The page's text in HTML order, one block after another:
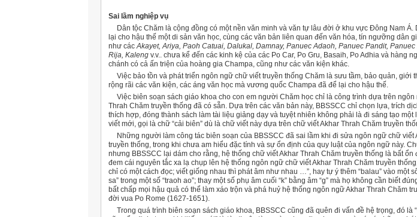
Sai lầm nghiệp vụ
Dân tộc Chăm là cộng đồng có một nền văn minh và văn tự lâu đời ở khu vực Ðông Nam Á.
lại cho hậu thế một di sản văn học, cùng các văn bản liên quan đến văn hóa, tín ngưỡng dân
như cácAkayet, Ariya, Paoh Catuai, Dalukal, Damnay, Panuec Adaoh, Panuec Pandit,
Rija, Kaleng v.v.. chưa kể đến các kinh kệ của các Po Car, Po Gru, Basaih, Po Adhia và hàng
chánh có cả ấn triện của hoàng gia Champa, cũng như các văn kiện khác.
Việc bảo tồn và phát triển ngôn ngữ chữ viết truyền thống Chăm là sưu tầm, bảo quản, giới
rộng rãi các văn kiện, các áng văn học mà vương quốc Champa đã để lại cho hậu thế.
Việc biên soạn sách giáo khoa cho con em người Chăm học chỉ là công trình dựa trên ngôn
Thrah Chăm truyền thống đã có sẵn. Dựa trên các văn bản này, BBSSCC chỉ chọn lựa, trích
thích hợp, đóng thành sách làm tài liệu giảng dạy và tuyệt nhiên không phải là đi sáng tạo
viết mới, gọi là chữ “cải biên” dù là chữ viết này dựa trên chữ viết Akhar Thrah Chăm truyền
Những người làm công tác biên soạn của BBSSCC đã sai lầm khi đi sửa ngôn ngữ chữ viết
truyền thống, trong khi chưa am hiểu đặc tính và sự ổn định của quy luật của ngôn ngữ này.
nhưng BBSSCC lại dám cho rằng, hệ thống chữ viết Akhar Thrah Chăm truyền thống là bất ổn
đem cái nguyên tắc xa lạ chụp lên hệ thống ngôn ngữ chữ viết Akhar Thrah Chăm truyền
chỉ có một cách đọc; viết giống nhau thì phát âm như nhau …”, hay tự ý thêm “balau” vào một
sa” trong một số “traoh ao”; thay một số phụ âm cuối “k” bằng âm “g” mà họ không cần biết
bất chấp mọi hậu quả có thể làm xáo trộn và phá huỷ hệ thống ngôn ngữ Akhar Thrah Chăm
đời vua Po Rome (1627-1651).
Trong quá trình biên soạn sách giáo khoa, BBSSCC cũng đã quên đi vấn đề hệ trọng, đó là